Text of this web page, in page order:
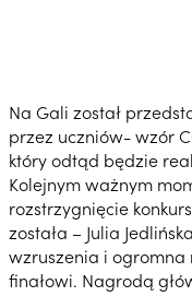
Na Gali został
przez uczniów- wzór
który odtąd będzie
Kolejnym ważnym
rozstrzygnięcie
została – Julia
wzruszenia i ogromna
finałowi. Nagrodą